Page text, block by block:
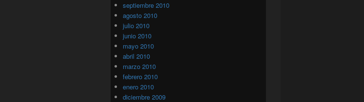
septiembre 2010
agosto 2010
julio 2010
junio 2010
mayo 2010
abril 2010
marzo 2010
febrero 2010
enero 2010
diciembre 2009